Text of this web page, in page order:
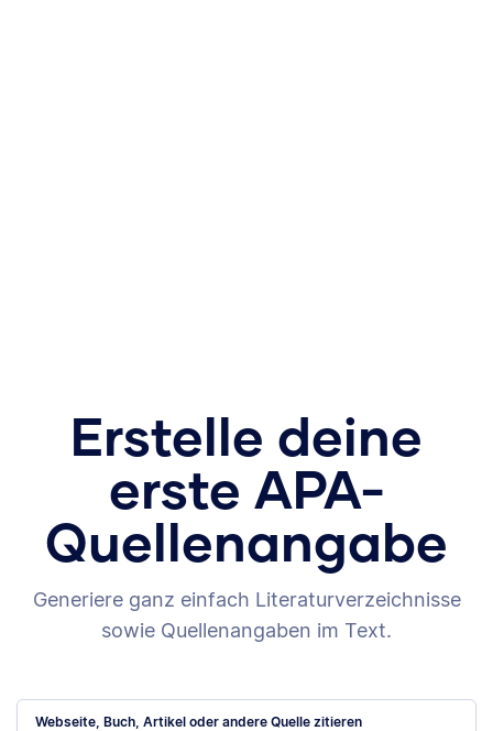
Erstelle deine
erste APA-
Quellenangabe
Generiere ganz einfach Literaturverzeichnisse
sowie Quellenangaben im Text.
Webseite, Buch, Artikel oder andere Quelle zitieren